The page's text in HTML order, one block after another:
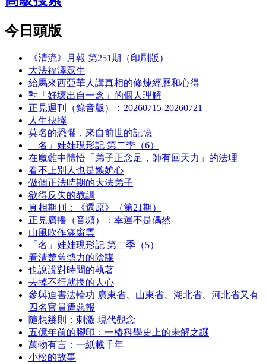
今日頭版
《清流》月報 第251期（印刷版）
大法福澤眾生
給馬來西亞華人講真相的修煉經歷和心得
對「好壞出自一念」的個人理解
正見週刊（錄音版）：20260715-20260721
人生抉擇
莫名的恐懼，來自前世的記憶
「名」娃娃現形記 第二季（6）
在魔難中體悟「弟子正念足，師有回天力」的法理
看不上別人也是嫉妒心
做個正法時期的大法弟子
欲得反失的教訓
真相期刊：《還原》（第21期）
正見廣播（音頻）：幸運不是偶然
山風吹作滿窗雲
「名」娃娃現形記 第二季（5）
看清楚舊勢力的陰謀
也說說對時間的執著
去掉不行就換的人心
參與迫害法輪功 廣東省、山東省、湖北省、河北省又有
四名官員遭惡報
隨想幾則：刺激 現代觀念
五億年前的腳印：一樁科學史上的未解之謎
萬物有言：一紙載千年
小松的故事